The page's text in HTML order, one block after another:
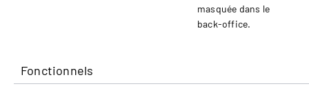
masquée dans le
back-office.
Fonctionnels